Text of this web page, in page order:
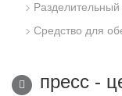
Средство для
пресс -